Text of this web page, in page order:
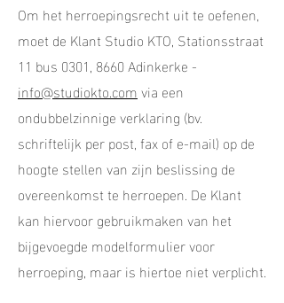
Om het herroepingsrecht uit te oefenen,
moet de Klant Studio KTO, Stationsstraat
11 bus 0301, 8660 Adinkerke -
info@studiokto.comvia een
ondubbelzinnige verklaring (bv.
schriftelijk per post, fax of e-mail) op de
hoogte stellen van zijn beslissing de
overeenkomst te herroepen. De Klant
kan hiervoor gebruikmaken van het
bijgevoegde modelformulier voor
herroeping, maar is hiertoe niet verplicht.